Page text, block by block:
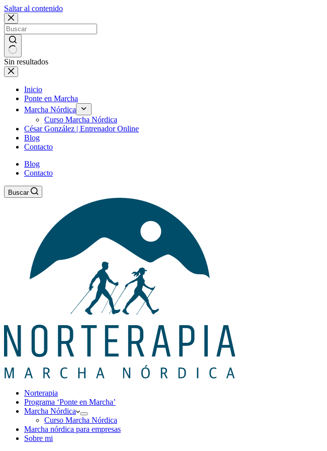
Saltar al contenido
Sin resultados
Inicio
Ponte en Marcha
Marcha Nórdica
Curso Marcha Nórdica
César González | Entrenador Online
Blog
Contacto
Blog
Contacto
Buscar
Norterapia
Programa ‘Ponte en Marcha’
Marcha Nórdica
Curso Marcha Nórdica
Marcha nórdica para empresas
Sobre mi